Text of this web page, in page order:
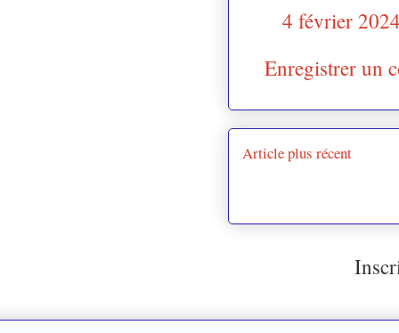
4 février
Enregistrer un
Article plus récent